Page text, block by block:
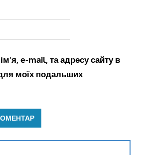
e-mail, та адресу сайту в
моїх подальших